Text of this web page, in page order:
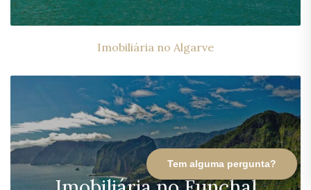
Tem alguma pergunta?
Imobiliária no Algarve